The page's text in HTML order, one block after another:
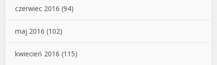
czerwiec 2016 (94)
maj 2016 (102)
kwiecień 2016 (115)